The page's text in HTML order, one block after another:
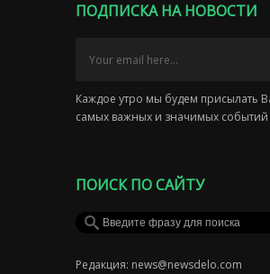
ПОДПИСКА НА НОВОСТИ
Каждое утро мы будем присылать
самых важных и значимых событий
ПОИСК ПО САЙТУ
Редакция: news@newsdelo.com